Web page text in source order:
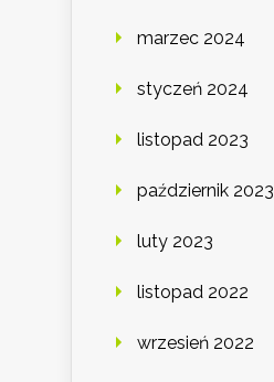
marzec 2024
styczeń 2024
listopad 2023
październik 2023
luty 2023
listopad 2022
wrzesień 2022